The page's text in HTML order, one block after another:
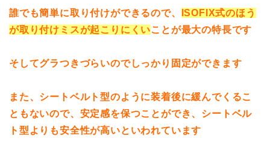
誰でも簡単に取り付けができるので、
ISOFIX式のほう
が取り付けミスが起こりにくいことが最大の特長です
そしてグラつきづらいのでしっかり固定ができます
また、シートベルト型のように装着後に緩んでくるこ
ともないので、安定感を保つことができ、シートベル
ト型よりも安全性が高いといわれています